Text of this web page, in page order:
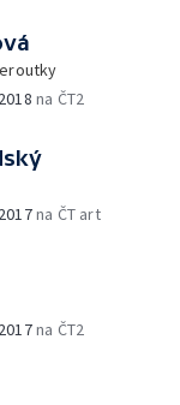
na ČT2
na ČT art
na ČT2